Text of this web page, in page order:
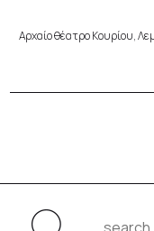
Αρχαίο θέατρο Κουρίου,